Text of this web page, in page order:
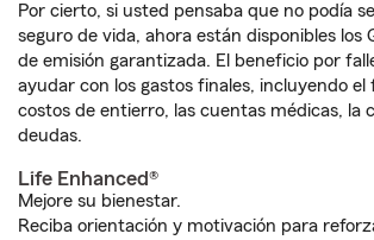
Por cierto, si usted pensaba que no podía
seguro de vida, ahora están disponibles los
de emisión garantizada. El beneficio por
ayudar con los gastos finales, incluyendo el
costos de entierro, las cuentas médicas, la
deudas.
Life Enhanced®
Mejore su bienestar.
Reciba orientación y motivación para